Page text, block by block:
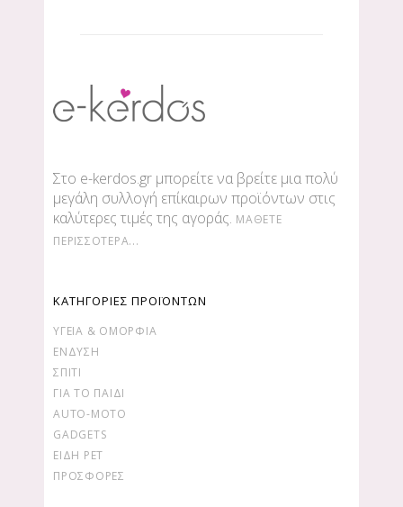
Στο e-kerdos.gr μπορείτε να βρείτε μια πολύ
μεγάλη συλλογή επίκαιρων προϊόντων στις
καλύτερες τιμές της αγοράς. ΜΆΘΕΤΕ
ΠΕΡΙΣΣΌΤΕΡΑ...
ΚΑΤΗΓΟΡΙΕΣ ΠΡΟΪΟΝΤΩΝ
ΥΓΕΊΑ & ΟΜΟΡΦΙΆ
ΕΝΔΥΣΗ
ΣΠΙΤΙ
ΓΙΑ ΤΟ ΠΑΙΔΙ
AUTO-MOTO
GADGETS
ΕΙΔΗ PET
ΠΡΟΣΦΟΡΕΣ